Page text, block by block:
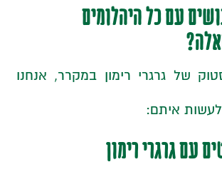
עם כל היהלומים
של גרגרי רימון במקרר, אנחנו
איתם:
עם גרגרי רימון